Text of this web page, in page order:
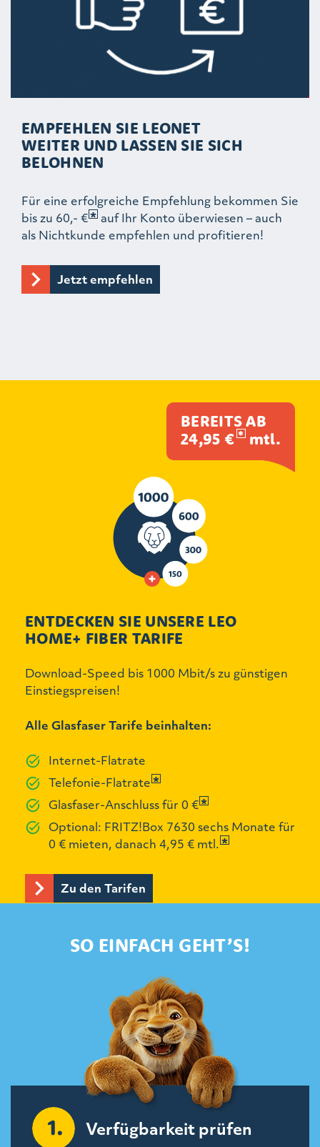
EMPFEHLEN SIE LEONET
WEITER UND LASSEN SIE SICH
BELOHNEN
Für eine erfolgreiche Empfehlung bekommen Sie
bis zu 60,- €
auf Ihr Konto überwiesen – auch
als Nichtkunde empfehlen und profitieren!
Jetzt empfehlen
BEREITS AB
24,95 € mtl.
ENTDECKEN SIE UNSERE LEO
HOME+ FIBER TARIFE
Download-Speed bis 1000 Mbit/s zu günstigen
Einstiegspreisen!
Alle Glasfaser Tarife beinhalten:
Internet-Flatrate
Telefonie-Flatrate
Glasfaser-Anschluss für 0 €
Optional: FRITZ!Box 7630 sechs Monate für
0 € mieten, danach 4,95 € mtl.
Zu den Tarifen
SO EINFACH GEHT’S!
Verfügbarkeit prüfen